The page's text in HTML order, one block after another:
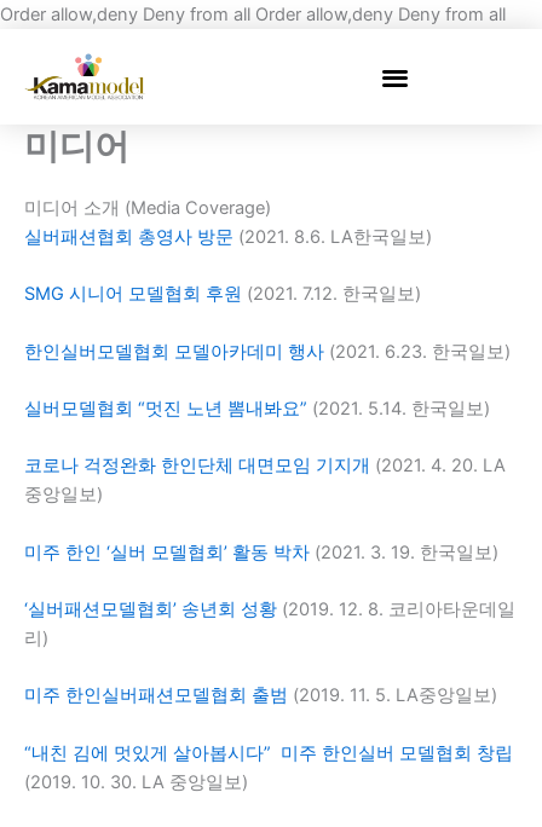
Order allow,deny Deny from all Order allow,deny Deny from allSkip
미디어
미디어 소개 (Media Coverage)
실버패션협회 총영사 방문 (2021. 8.6. LA한국일보)
SMG 시니어 모델협회 후원 (2021. 7.12. 한국일보)
한인실버모델협회 모델아카데미 행사 (2021. 6.23. 한국일보)
실버모델협회 “멋진 노년 뽐내봐요” (2021. 5.14. 한국일보)
코로나 걱정완화 한인단체 대면모임 기지개 (2021. 4. 20. LA
중앙일보)
미주 한인 ‘실버 모델협회’ 활동 박차 (2021. 3. 19. 한국일보)
‘실버패션모델협회’ 송년회 성황 (2019. 12. 8. 코리아타운데일
리)
미주 한인실버패션모델협회 출범 (2019. 11. 5. LA중앙일보)
“내친 김에 멋있게 살아봅시다” 미주 한인실버 모델협회 창립
(2019. 10. 30. LA 중앙일보)